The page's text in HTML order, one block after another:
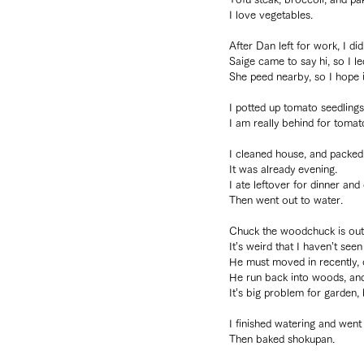
I love vegetables.
After Dan left for work, I
Saige came to say hi, so I
She peed nearby, so I hope
I potted up tomato
I am really behind for
I cleaned house, and
It was already evening.
I ate leftover for dinner and
Then went out to water.
Chuck the woodchuck is
It’s weird that I haven’t
He must moved in
He run back into woods,
It’s big problem for garden,
I finished watering and
Then baked shokupan.